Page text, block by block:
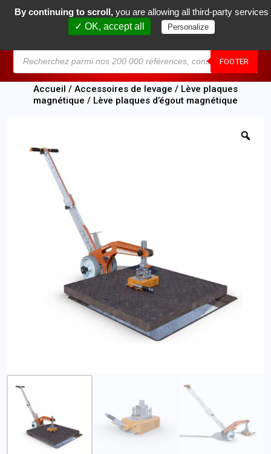
FOOTER
0
Accueil / Accessoires de levage / Lève plaques
magnétique / Lève plaques d’égout magnétique
By continuing to scroll, you are allowing all third-party services
✓ OK, accept all
Personalize